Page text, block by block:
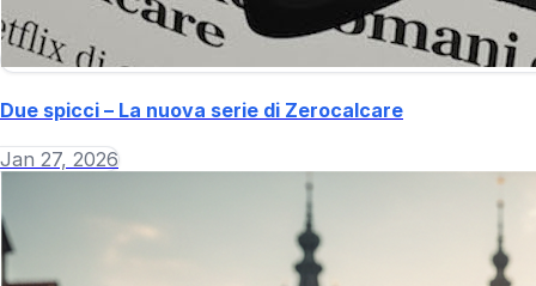
Due spicci – La nuova serie di Zerocalcare
Jan 27, 2026